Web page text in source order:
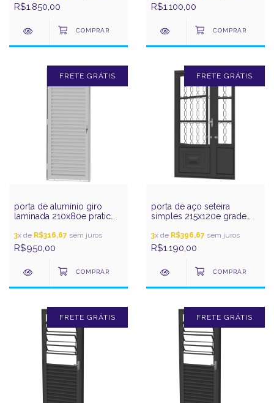
R$1.850,00 R$1.100,00
FRETE GRÁTIS
porta de alumínio giro
laminada 210x80e pratic
3x de R$316,67 sem juros
R$950,00
FRETE GRÁTIS
porta de aço seteira
simples 215x120e grade
3x de R$396,67 sem juros
R$1.190,00
FRETE GRÁTIS FRETE GRÁTIS